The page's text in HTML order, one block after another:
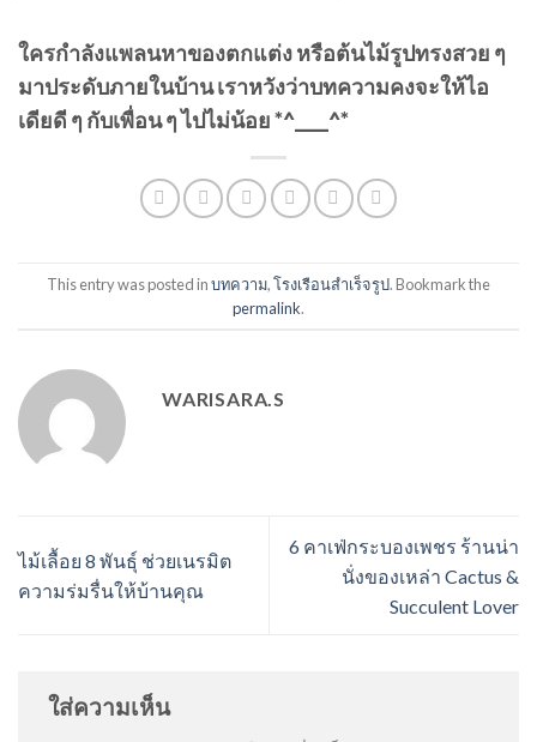
ใครกำลังแพลนหาของตกแต่ง หรือต้นไม้รูปทรงสวย ๆ
มาประดับภายในบ้าน เราหวังว่าบทความคงจะให้ไอ
เดียดี ๆ กับเพื่อน ๆ ไปไม่น้อย *^____^*
This entry was posted inบทความ,โรงเรือนสำเร็จรูป. Bookmark the
permalink.
WARISARA.S
ไม้เลื้อย 8 พันธุ์ ช่วยเนรมิต
ความร่มรื่นให้บ้านคุณ
6 คาเฟ่กระบองเพชร ร้านน่า
นั่งของเหล่า Cactus &
Succulent Lover
ใส่ความเห็น